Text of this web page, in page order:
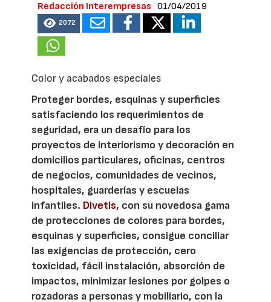
Redacción Interempresas 01/04/2019
2072
Color y acabados especiales
Proteger bordes, esquinas y superficies
satisfaciendo los requerimientos de
seguridad, era un desafío para los
proyectos de interiorismo y decoración en
domicilios particulares, oficinas, centros
de negocios, comunidades de vecinos,
hospitales, guarderías y escuelas
infantiles. Divetis, con su novedosa gama
de protecciones de colores para bordes,
esquinas y superficies, consigue conciliar
las exigencias de protección, cero
toxicidad, fácil instalación, absorción de
impactos, minimizar lesiones por golpes o
rozadoras a personas y mobiliario, con la